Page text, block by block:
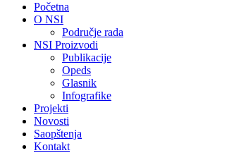
Početna
O NSI
Područje rada
NSI Proizvodi
Publikacije
Opeds
Glasnik
Infografike
Projekti
Novosti
Saopštenja
Kontakt